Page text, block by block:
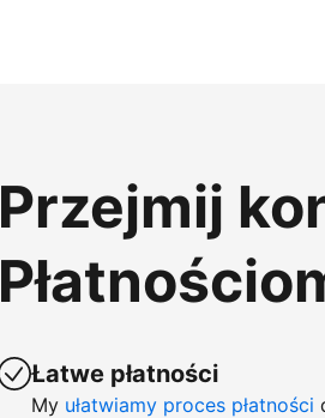
Przejmij
Łatwe płatności
My ułatwiamy proces płatności